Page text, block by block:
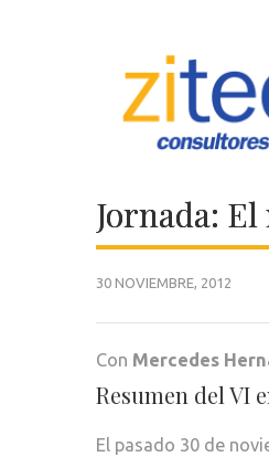
Jornada: El
30 NOVIEMBRE, 2012
Con Mercedes
Resumen del VI
El pasado 30 de